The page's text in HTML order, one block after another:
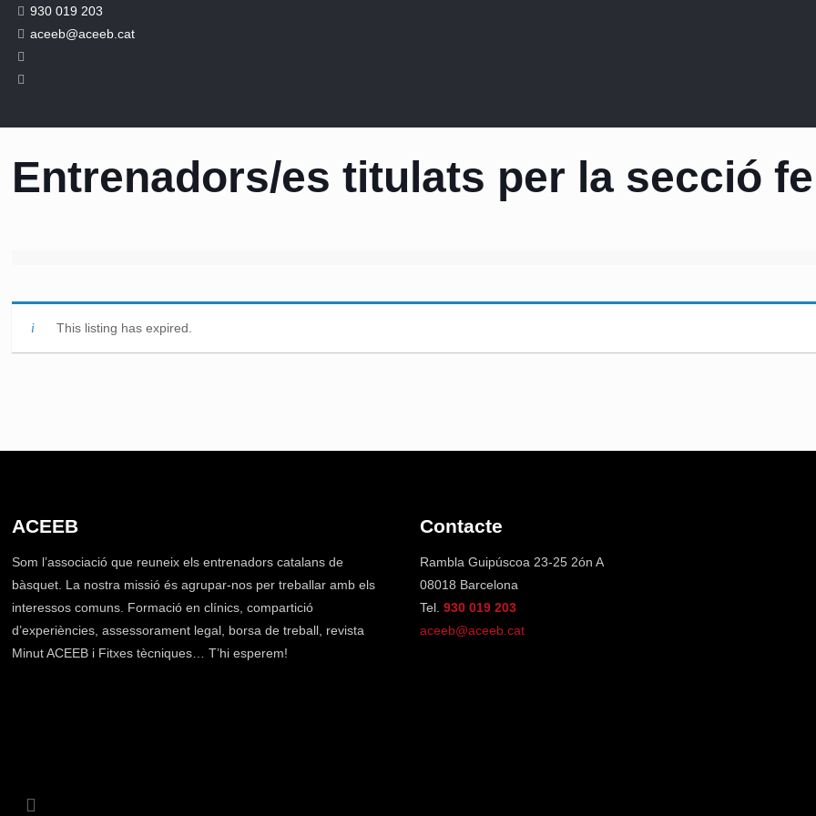
930 019 203
aceeb@aceeb.cat
Entrenadors/es titulats per la secció
This listing has expired.
ACEEB
Som l’associació que reuneix els entrenadors catalans de
bàsquet. La nostra missió és agrupar-nos per treballar amb els
interessos comuns. Formació en clínics, compartició
d’experiències, assessorament legal, borsa de treball, revista
Minut ACEEB i Fitxes tècniques… T’hi esperem!
Contacte
Rambla Guipúscoa 23-25 2ón A
08018 Barcelona
Tel.930 019 203
aceeb@aceeb.cat